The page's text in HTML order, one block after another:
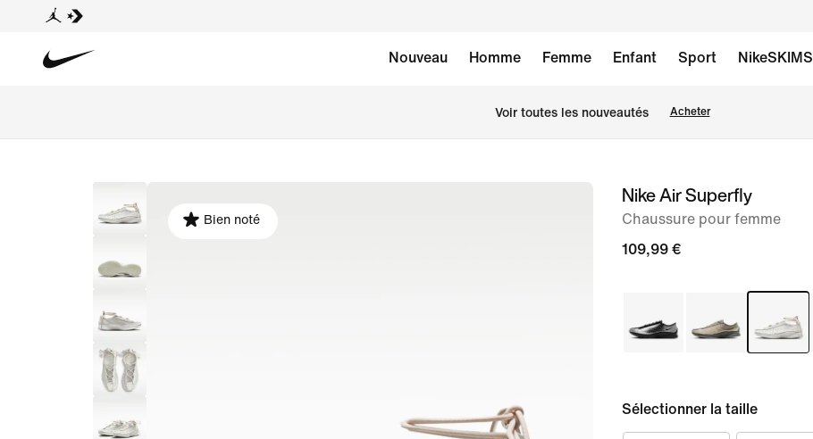
Nouveau Homme Femme Enfant Sport NikeSKIMS
Voir toutes les nouveautés Acheter
image 1
Bien noté
Nike Air Superfly
Chaussure pour femme
109,99 €
Sélectionner la taille